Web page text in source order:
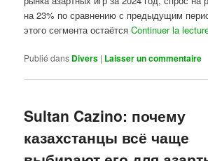
на 23% по сравнению с предыдущим
этого сегмента остаётсяContinuer la
Publié dans Divers | Laisser un commentaire
Sultan Cazino: почему
казахстанцы всё чаще